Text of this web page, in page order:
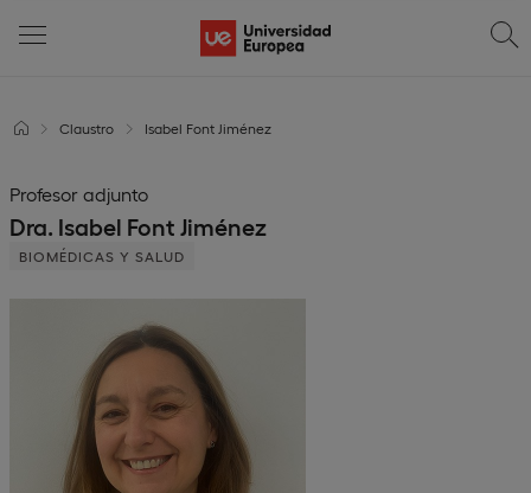
Claustro Isabel Font Jiménez
Profesor adjunto
Dra. Isabel Font Jiménez
BIOMÉDICAS Y SALUD